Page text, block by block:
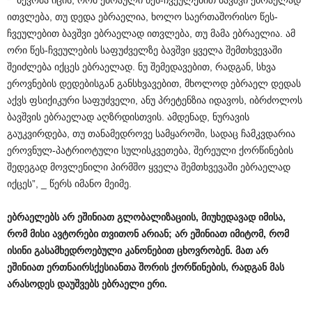
ითვლება, თუ დედა ებრაელია, ხოლო საერთაშორისო წეს-
ჩვეულებით ბავშვი ებრაელად ითვლება, თუ მამა ებრაელია. ამ
ორი წეს-ჩვეულების საფუძველზე ბავშვი ყველა შემთხვევაში
შეიძლება იქცეს ებრაელად. ნუ შემედავებით, რადგან, სხვა
ეროვნების დედებისგან განსხვავებით, მხოლოდ ებრაელ დედას
აქვს ფსიქიკური საფუძველი, ანუ პრეტენზია იდავოს, იბრძოლოს
ბავშვის ებრაელად აღზრდისთვის. ამდენად, ნურავის
გაუკვირდება, თუ თანამედროვე სამყაროში, სადაც ჩამკვდარია
ეროვნულ-პატრიოტული სულისკვეთება, შერეული ქორწინების
შედეგად მოვლენილი პირმშო ყველა შემთხვევაში ებრაელად
იქცეს”, _ წერს იმანო მეიმე.
ებრაელებს არ ეშინიათ გლობალიზაციის, მიუხედავად იმისა,
რომ მისი ავტორები თვითონ არიან; არ ეშინიათ იმიტომ, რომ
ისინი გასამხედროებული კანონებით ცხოვრობენ. მათ არ
ეშინიათ ერთნაირსქესიანთა შორის ქორწინების, რადგან მას
არასოდეს დაუშვებს ებრაელი ერი.